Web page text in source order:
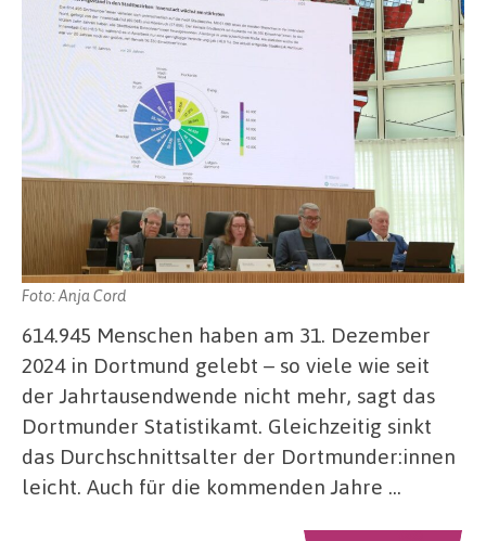
Foto: Anja Cord
614.945 Menschen haben am 31. Dezember
2024 in Dortmund gelebt – so viele wie seit
der Jahrtausendwende nicht mehr, sagt das
Dortmunder Statistikamt. Gleichzeitig sinkt
das Durchschnittsalter der Dortmunder:innen
leicht. Auch für die kommenden Jahre …